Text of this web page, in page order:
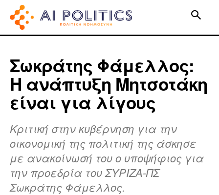
Σωκράτης Φάμελλος:
Η ανάπτυξη Μητσοτάκη
είναι για λίγους
Κριτική στην κυβέρνηση για την
οικονομική της πολιτική της άσκησε
με ανακοίνωσή του ο υποψήφιος για
την προεδρία του ΣΥΡΙΖΑ-ΠΣ
Σωκράτης Φάμελλος.